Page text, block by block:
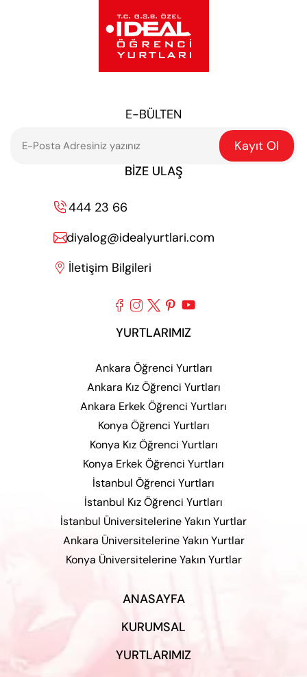
E-BÜLTEN
Kayıt Ol
BIZE ULAŞ
444 23 66
diyalog@idealyurtlari.com
 İletişim Bilgileri
    
YURTLARIMIZ
Ankara Öğrenci Yurtları
Ankara Kız Öğrenci Yurtları
Ankara Erkek Öğrenci Yurtları
Konya Öğrenci Yurtları
Konya Kız Öğrenci Yurtları
Konya Erkek Öğrenci Yurtları
İstanbul Öğrenci Yurtları
İstanbul Kız Öğrenci Yurtları
İstanbul Üniversitelerine Yakın Yurtlar
Ankara Üniversitelerine Yakın Yurtlar
Konya Üniversitelerine Yakın Yurtlar
ANASAYFA
KURUMSAL
YURTLARIMIZ